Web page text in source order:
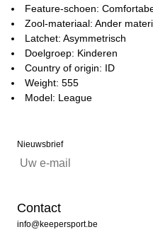
Feature-schoen:
Zool-materiaal: Ander
Latchet: Asymmetrisch
Doelgroep: Kinderen
Country of origin: ID
Weight: 555
Model: League
Nieuwsbrief
Contact
info@keepersport.be